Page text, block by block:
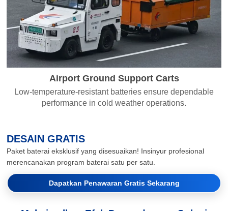
Airport Ground Support Carts
Low-temperature-resistant batteries ensure dependable
performance in cold weather operations.
DESAIN GRATIS
Paket baterai eksklusif yang disesuaikan! Insinyur profesional
merencanakan program baterai satu per satu.
Dapatkan Penawaran Gratis Sekarang